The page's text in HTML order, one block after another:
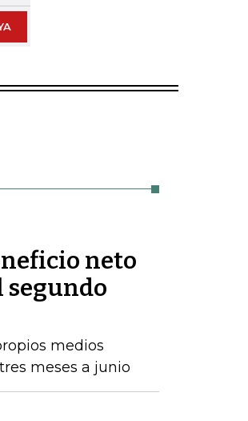
neto
segundo
medios
meses a junio